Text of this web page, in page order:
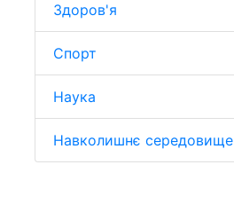
Здоров'я
Спорт
Наука
Навколишнє середовище